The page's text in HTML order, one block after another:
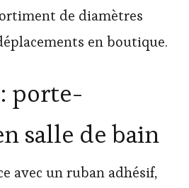
de diamètres
en boutique.
porte-
salle de bain
avec un ruban adhésif,